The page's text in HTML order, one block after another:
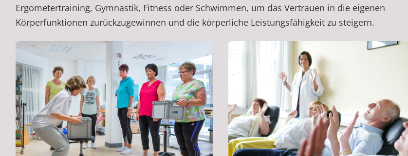
Ergometertraining, Gymnastik, Fitness oder Schwimmen, um das Vertrauen in die eigenen
Körperfunktionen zurückzugewinnen und die körperliche Leistungsfähigkeit zu steigern.